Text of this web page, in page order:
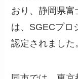
おり、静岡県
は、SGECプロ
認定されました